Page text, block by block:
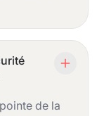
de la